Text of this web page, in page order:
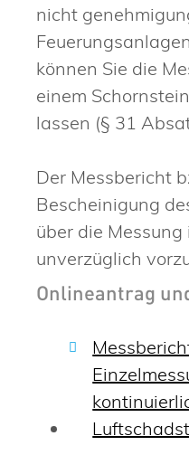
nicht
können Sie die
einem
lassen (§ 31
Der Messbericht
Bescheinigung
über die
unverzüglich
Onlineantrag